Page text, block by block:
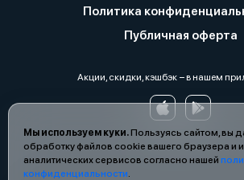
Мы используем куки.Пользуясь сайтом, вы
обработку файлов cookie вашего браузера и
аналитических сервисов согласно нашей
конфиденциальности.
Политика
Публичная оферта
Акции, скидки, кэшбэк − в нашем